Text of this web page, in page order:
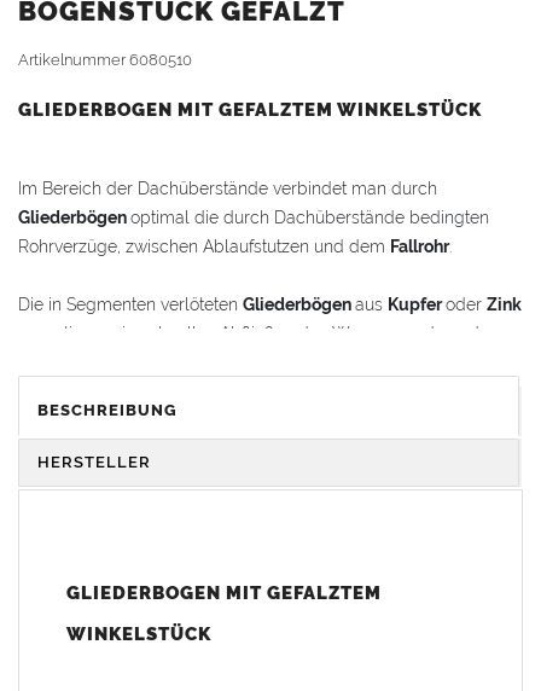
BOGENSTÜCK GEFALZT
Artikelnummer6080510
GLIEDERBOGEN MIT GEFALZTEM WINKELSTÜCK
Im Bereich der Dachüberstände verbindet man durch
Gliederbögenoptimal die durch Dachüberstände bedingten
Rohrverzüge, zwischen Ablaufstutzen und dem Fallrohr.
Die in Segmenten verlöteten Gliederbögenaus Kupferoder Zink
garantieren ein schnelles Abfließen des Wassers und werden
Gliederbogenwird mit einem gefalztem Standard-
Winkelstück geliefert. Auf Wunsch kann das Winkelstück auch
BESCHREIBUNG
HERSTELLER
GLIEDERBOGEN MIT GEFALZTEM
WINKELSTÜCK